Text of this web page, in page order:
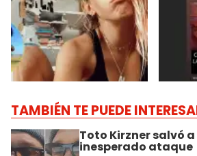
TAMBIÉN TE PUEDE
Toto Kirzner salvó
inesperado ataque